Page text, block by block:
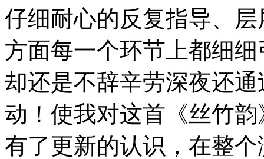
仔细耐心的反复指导、
方面每一个环节上都细
却还是不辞辛劳深夜还
动！使我对这首《丝竹
有了更新的认识，在整